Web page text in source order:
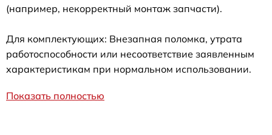
(например, некорректный монтаж запчасти).
Для комплектующих: Внезапная поломка, утрата
работоспособности или несоответствие заявленным
характеристикам при нормальном использовании.
Показать полностью